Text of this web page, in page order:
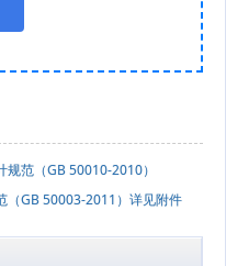
范（GB 50010-2010）
（GB 50003-2011）详见附件